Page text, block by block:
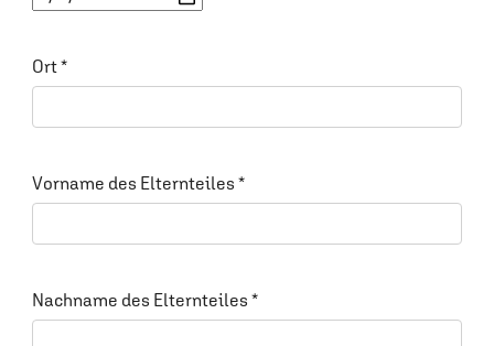
Ort*
Vorname des Elternteiles *
Nachname des Elternteiles *